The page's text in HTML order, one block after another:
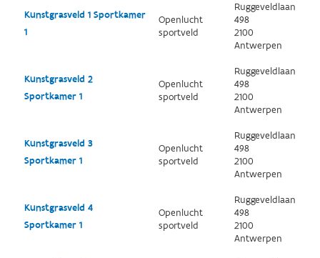
Kunstgrasveld 1 Sportkamer
1
Openlucht
sportveld
Ruggeveldlaan
498
2100
Antwerpen
Kunstgrasveld 2
Sportkamer 1
Openlucht
sportveld
Ruggeveldlaan
498
2100
Antwerpen
Kunstgrasveld 3
Sportkamer 1
Openlucht
sportveld
Ruggeveldlaan
498
2100
Antwerpen
Kunstgrasveld 4
Sportkamer 1
Openlucht
sportveld
Ruggeveldlaan
498
2100
Antwerpen